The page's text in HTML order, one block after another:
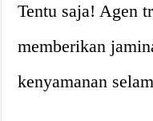
Tentu saja! Agen
memberikan
kenyamanan